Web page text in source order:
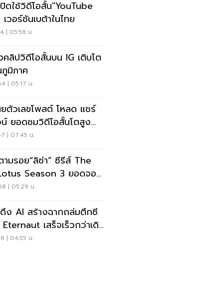
ปิดใช้วิดีโอสั้น"YouTube
วอร์ชันเบต้าในไทย
| 05:58 น.
คลิปวิดีโอสั้นบน IG เติบโต
ภูมิภาค
| 05:17 น.
ยตัวเลขโพสต์ โหลด แชร์
น์ ยอดชมวิดีโอสั้นโตสูง
| 07:45 น.
ามรอย“ลิซ่า” ซีรีส์ The
Season 3 ยอดจอง
ง 40%
| 05:29 น.
ง AI สร้างฉากถล่มตึกซี
เสร็จเร็วกว่าเดิม
| 04:55 น.